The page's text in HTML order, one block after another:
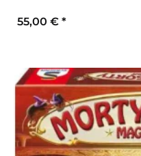
55,00 € *